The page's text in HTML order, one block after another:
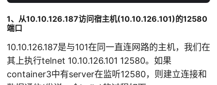
1、从10.10.126.187访问宿主机(10.10.126.101)的12580
端口
10.10.126.187是与101在同一直连网路的主机，我们在
其上执行telnet 10.10.126.101 12580。如果
container3中有server在监听12580，则建立连接和